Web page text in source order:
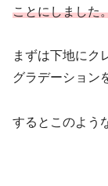
ことにしました
まずは下地にク
グラデーション
するとこのよう